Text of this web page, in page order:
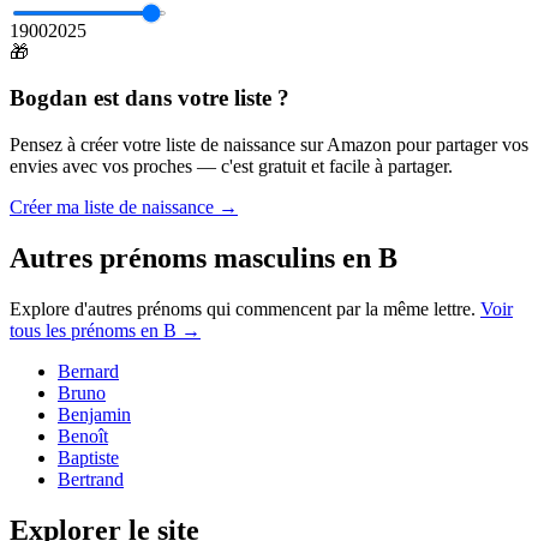
19002025
🎁
Bogdan est dans votre liste ?
Pensez à créer votre liste de naissance sur Amazon pour partager vos
envies avec vos proches — c'est gratuit et facile à partager.
Créer ma liste de naissance →
Autres prénoms masculins en B
Explore d'autres prénoms qui commencent par la même lettre. Voir
tous les prénoms en B →
Bernard
Bruno
Benjamin
Benoît
Baptiste
Bertrand
Explorer le site